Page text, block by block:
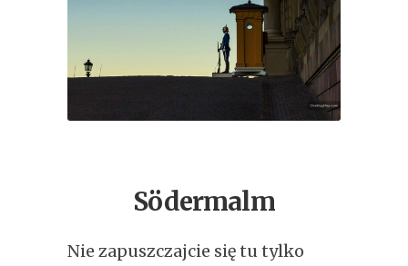
Södermalm
Nie zapuszczajcie się tu tylko